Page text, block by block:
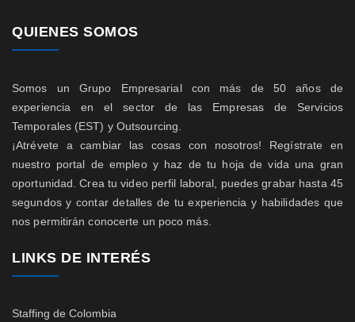
QUIENES SOMOS
Somos un Grupo Empresarial con más de 50 años de
experiencia en el sector de las Empresas de Servicios
Temporales (EST) y Outsourcing.
¡Atrévete a cambiar las cosas con nosotros! Regístrate en
nuestro portal de empleo y haz de tu hoja de vida una gran
oportunidad. Crea tu video perfil laboral, puedes grabar hasta 45
segundos y contar detalles de tu experiencia y habilidades que
nos permitirán conocerte un poco más.
LINKS DE INTERÉS
Staffing de Colombia